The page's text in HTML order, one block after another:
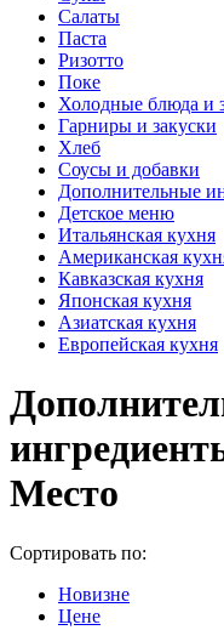
Салаты
Паста
Ризотто
Поке
Холодные блюда и
Гарниры и закуски
Хлеб
Соусы и добавки
Дополнительные
Детское меню
Итальянская кухня
Американская
Кавказская кухня
Японская кухня
Азиатская кухня
Европейская кухня
Место
Сортировать по:
Новизне
Цене